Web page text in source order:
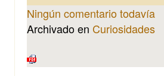
Ningún comentario todavía
Archivado en Curiosidades